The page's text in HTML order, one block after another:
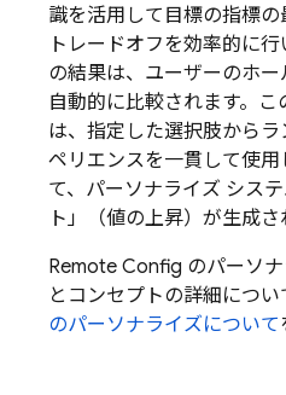
識を活用して目標の指標
トレードオフを効率的に
の結果は、ユーザーのホ
自動的に比較されます。
は、指定した選択肢から
ペリエンスを一貫して使
て、パーソナライズ シス
ト」（値の上昇）が生成さ
Remote Config のパーソ
とコンセプトの詳細につい
のパーソナライズについて